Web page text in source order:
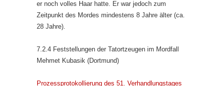
er noch volles Haar hatte. Er war jedoch zum
Zeitpunkt des Mordes mindestens 8 Jahre älter (ca.
28 Jahre).
7.2.4 Feststellungen der Tatortzeugen im Mordfall
Mehmet Kubasik (Dortmund)
Prozessprotokollierung des 51. Verhandlungstages